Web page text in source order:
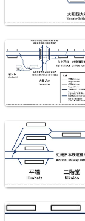
2026/07/04
5
6